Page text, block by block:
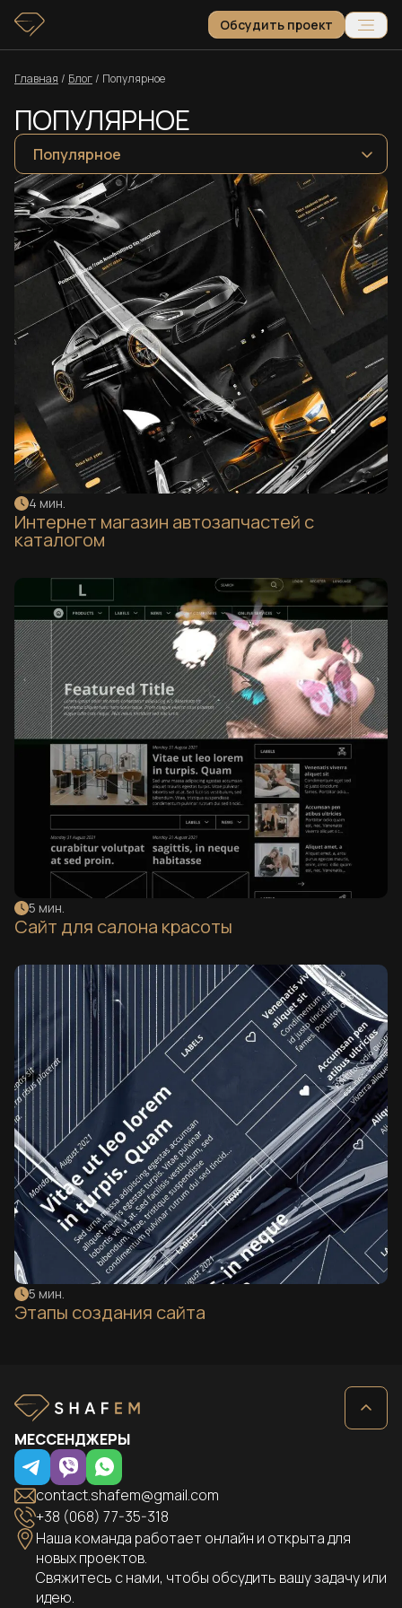
Обсудить проект
Главная / Блог/ Популярное
ПОПУЛЯРНОЕ
Популярное
4 мин.
Интернет магазин автозапчастей с
каталогом
5 мин.
Сайт для салона красоты
5 мин.
Этапы создания сайта
МЕССЕНДЖЕРЫ
contact.shafem@gmail.com
+38 (068) 77-35-318
Наша команда работает онлайн и открыта для
новых проектов.
Свяжитесь с нами, чтобы обсудить вашу задачу или
идею.